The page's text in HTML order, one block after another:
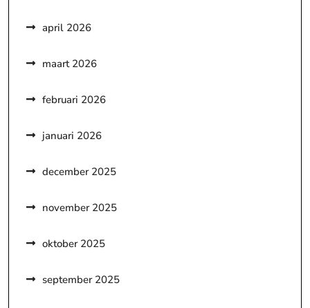
april 2026
maart 2026
februari 2026
januari 2026
december 2025
november 2025
oktober 2025
september 2025